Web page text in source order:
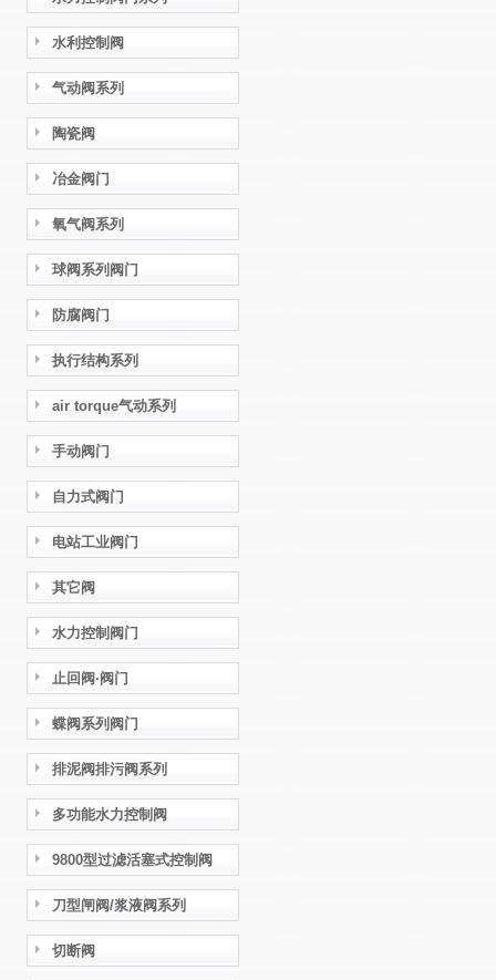
水利控制阀
气动阀系列
陶瓷阀
冶金阀门
氧气阀系列
球阀系列阀门
防腐阀门
执行结构系列
air torque气动系列
手动阀门
自力式阀门
电站工业阀门
其它阀
水力控制阀门
止回阀·阀门
蝶阀系列阀门
排泥阀排污阀系列
多功能水力控制阀
9800型过滤活塞式控制阀
刀型闸阀/浆液阀系列
切断阀